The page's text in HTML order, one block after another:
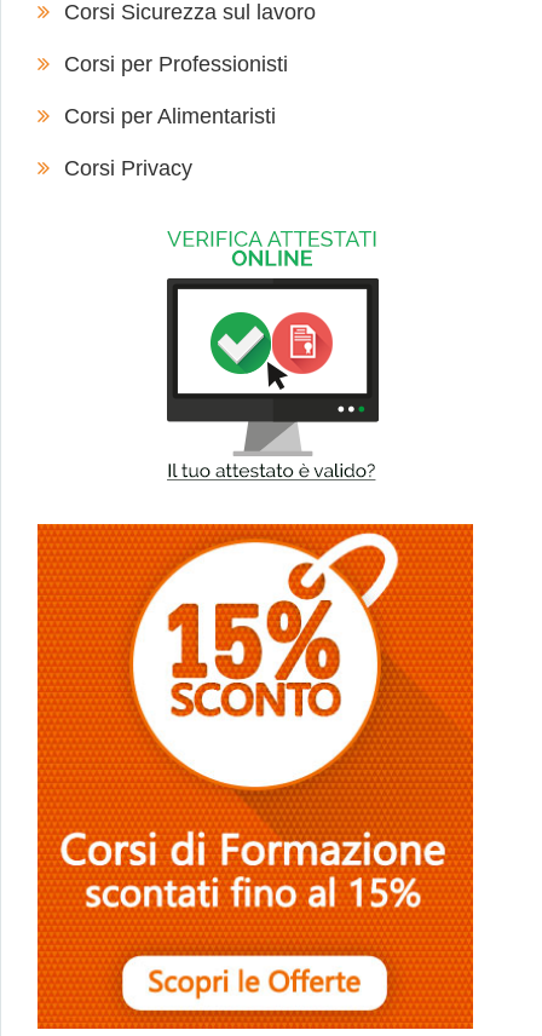
Corsi Sicurezza sul lavoro
Corsi per Professionisti
Corsi per Alimentaristi
Corsi Privacy